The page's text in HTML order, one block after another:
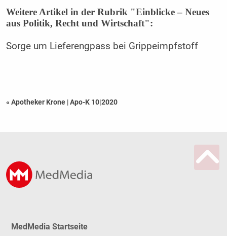
Weitere Artikel in der Rubrik "Einblicke – Neues
aus Politik, Recht und Wirtschaft":
Sorge um Lieferengpass bei Grippeimpfstoff
« Apotheker Krone |Apo-K 10|2020
MedMedia Startseite